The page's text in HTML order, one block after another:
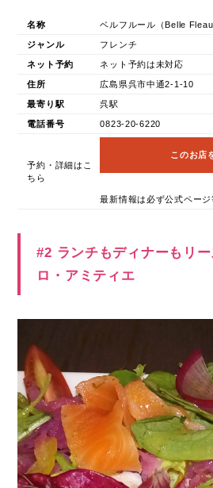
名称 ベルフルール（Belle
ジャンル フレンチ
ネット予約 ネット予約は未対応
住所 広島県呉市中通2-1-10
最寄り駅 呉駅
電話番号 0823-20-6220
予約・詳細はこ
ちら
このお店
最新情報は必ず公式ページ
#2 ランチもディナーもリ
ロ・アミティエ